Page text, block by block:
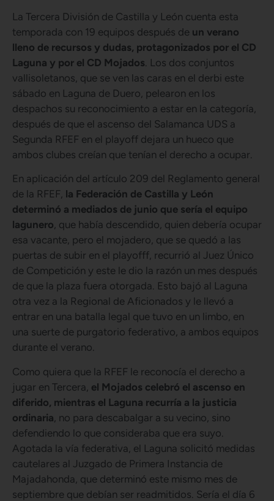
La Tercera División de Castilla y León cuenta esta
temporada con 19 equipos después de un verano
lleno de recursos y dudas, protagonizados por el CD
Laguna y por el CD Mojados. Los dos conjuntos
vallisoletanos, que se ven las caras en el derbi este
sábado en Laguna de Duero, pelearon en los
despachos su reconocimiento a estar en la categoría,
después de que el ascenso del Salamanca UDS a
Segunda RFEF en el playoff dejara un hueco que
ambos clubes creían que tenían el derecho a ocupar.
En aplicación del artículo 209 del Reglamento general
de la RFEF, la Federación de Castilla y León
determinó a mediados de junio que sería el equipo
lagunero, que había descendido, quien debería ocupar
esa vacante, pero el mojadero, que se quedó a las
puertas de subir en el playofff, recurrió al Juez Único
de Competición y este le dio la razón un mes después
de que la plaza fuera otorgada. Esto bajó al Laguna
otra vez a la Regional de Aficionados y le llevó a
entrar en una batalla legal que tuvo en un limbo, en
una suerte de purgatorio federativo, a ambos equipos
durante el verano.
Como quiera que la RFEF le reconocía el derecho a
jugar en Tercera, el Mojados celebró el ascenso en
diferido, mientras el Laguna recurría a la justicia
ordinaria , no para descabalgar a su vecino, sino
defendiendo lo que consideraba que era suyo.
Agotada la vía federativa, el Laguna solicitó medidas
cautelares al Juzgado de Primera Instancia de
Majadahonda, que determinó este mismo mes de
septiembre que debían ser readmitidos. Sería el día 6